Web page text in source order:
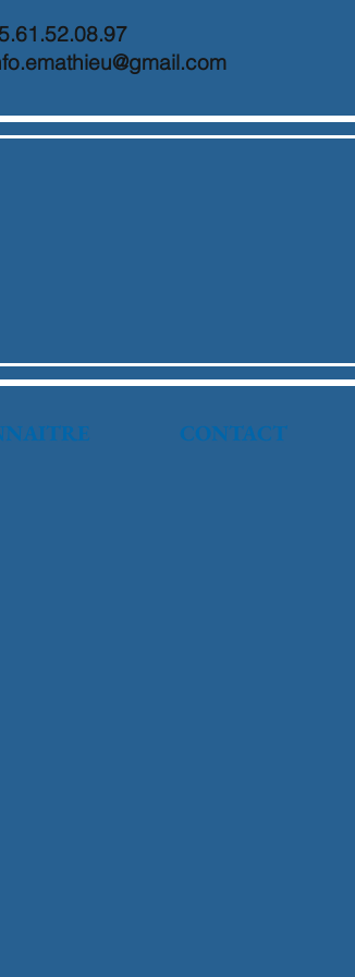
CONTACT